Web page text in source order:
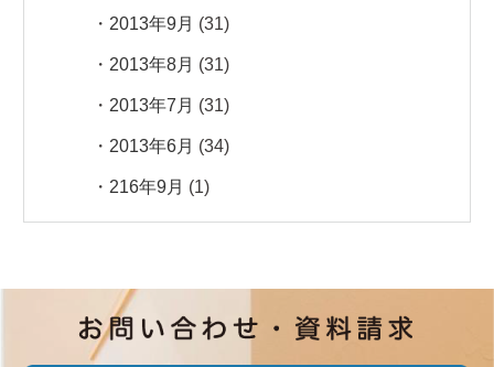
2013年9月 (31)
2013年8月 (31)
2013年7月 (31)
2013年6月 (34)
216年9月 (1)